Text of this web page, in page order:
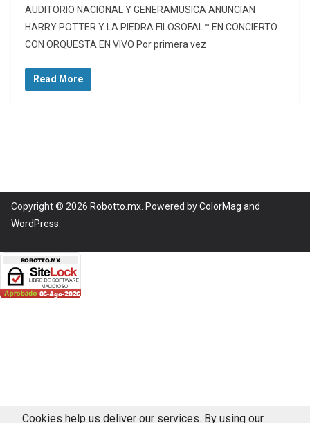
AUDITORIO NACIONAL Y GENERAMUSICA ANUNCIAN
HARRY POTTER Y LA PIEDRA FILOSOFAL™ EN CONCIERTO
CON ORQUESTA EN VIVO Por primera vez
Read More
Copyright © 2026 Robotto.mx . Powered byColorMag and
WordPress
Cookies help us deliver our services. By using our